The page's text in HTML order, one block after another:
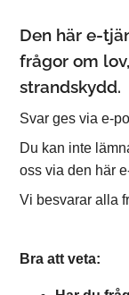
Den här e-
frågor om
strandskydd.
Svar ges via e-
Du kan inte
oss via den här
Vi besvarar alla
Bra att veta: